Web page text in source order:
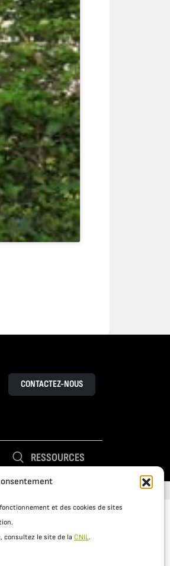
et des cookies de sites
consultez le site de la CNIL.
CONTACTEZ-NOUS
RESSOURCES